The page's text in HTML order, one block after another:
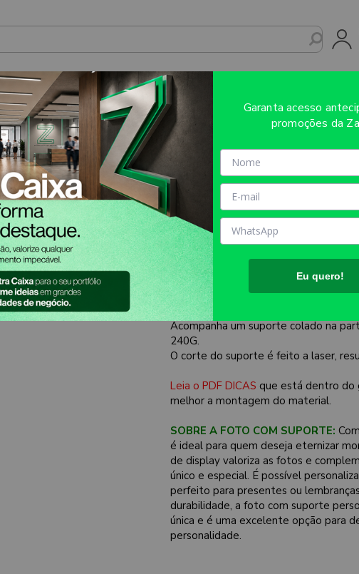
COUCHÊ 300G SEM LAMINAÇÃO E SEM
Sobre o produto
Evite refugos e erros de impressão.
MATÉRIA PRIMA:COUCHÊ 300G
TAMANHO FINAL DO PRODUTO:
TIPO DE IMPRESSÃO: DIGITAL
INFORMAÇÕES IMPORTANTES:
Acompanha um suporte colado na
240G.
O corte do suporte é feito a laser,
Leia o PDF DICAS que está dentro
melhor a montagem do material.
SOBRE A FOTO COM SUPORTE:
é ideal para quem deseja eternizar
de display valoriza as fotos e
único e especial. É possível
perfeito para presentes ou
durabilidade, a foto com suporte
única e é uma excelente opção para
personalidade.
Garanta acesso
promoções da
Eu quero!